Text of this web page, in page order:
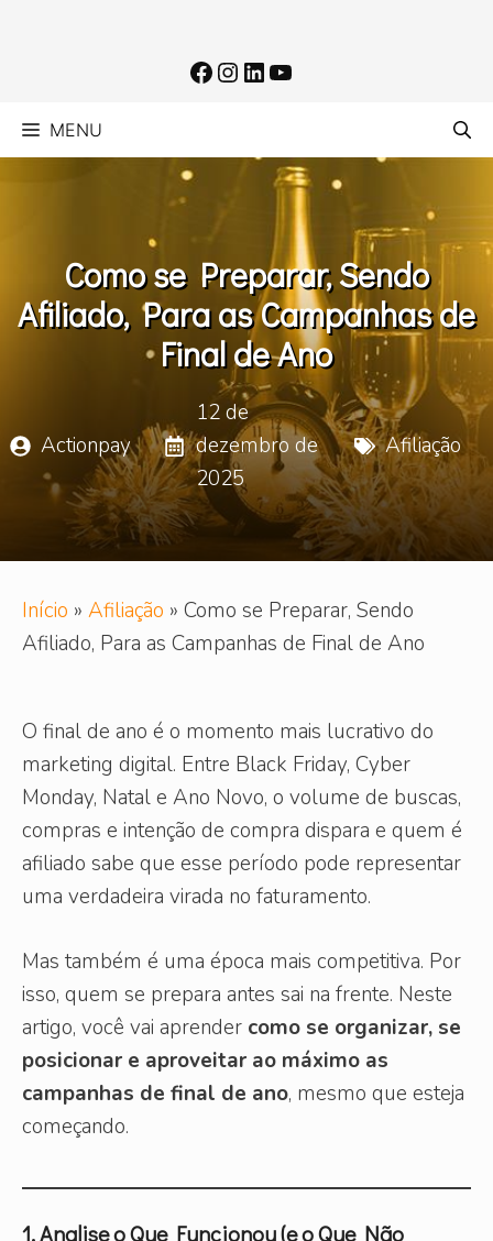
Facebook
Instagram
LinkedIn
Youtube
MENU
Como se Preparar, Sendo
Afiliado, Para as Campanhas de
Final de Ano
Actionpay
12 de
dezembro de
2025
Afiliação
Início » Afiliação » Como se Preparar, Sendo
Afiliado, Para as Campanhas de Final de Ano
O final de ano é o momento mais lucrativo do
marketing digital. Entre Black Friday, Cyber
Monday, Natal e Ano Novo, o volume de buscas,
compras e intenção de compra dispara e quem é
afiliado sabe que esse período pode representar
uma verdadeira virada no faturamento.
Mas também é uma época mais competitiva. Por
isso, quem se prepara antes sai na frente. Neste
artigo, você vai aprender como se organizar, se
posicionar e aproveitar ao máximo as
campanhas de final de ano, mesmo que esteja
começando.
1. Analise o Que Funcionou (e o Que Não